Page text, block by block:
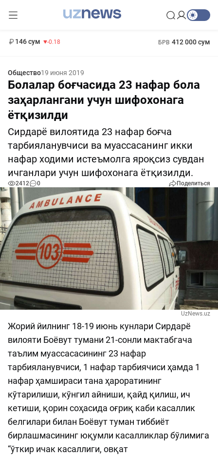
146 сум -0.18 БРВ 412 000 сум
Общество19 июня 2019
Болалар боғчасида 23 нафар бола
заҳарлангани учун шифохонага
ётқизилди
Сирдарё вилоятида 23 нафар боғча
тарбияланувчиси ва муассасанинг икки
нафар ходими истеъмолга яроқсиз сувдан
ичганлари учун шифохонага ётқизилди.
2412 0 Поделиться
UzNews.uz
Жорий йилнинг 18-19 июнь кунлари Сирдарё
вилояти Боёвут тумани 21-сонли мактабгача
таълим муассасасининг 23 нафар
тарбияланувчиси, 1 нафар тарбиячиси ҳамда 1
нафар ҳамшираси тана ҳароратининг
кўтарилиши, кўнгил айниши, қайд қилиш, ич
кетиши, қорин соҳасида оғриқ каби касаллик
белгилари билан Боёвут туман тиббиёт
бирлашмасининг юқумли касалликлар бўлимига
“ўткир ичак касаллиги, овқат